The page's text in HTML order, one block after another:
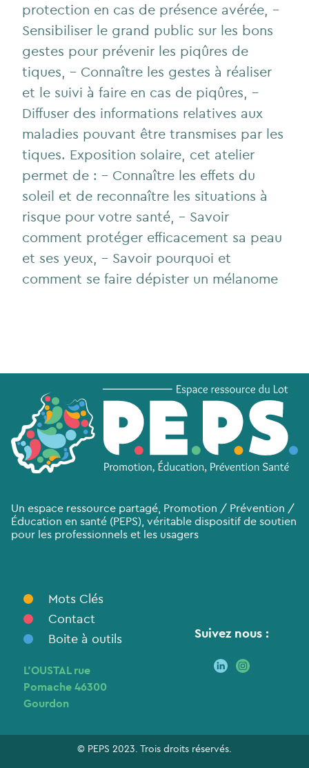
protection en cas de présence avérée, -
Sensibiliser le grand public sur les bons
gestes pour prévenir les piqûres de
tiques, - Connaître les gestes à réaliser
et le suivi à faire en cas de piqûres, -
Diffuser des informations relatives aux
maladies pouvant être transmises par les
tiques. Exposition solaire, cet atelier
permet de : - Connaître les effets du
soleil et de reconnaître les situations à
risque pour votre santé, - Savoir
comment protéger efficacement sa peau
et ses yeux, - Savoir pourquoi et
comment se faire dépister un mélanome
Un espace ressource partagé, Promotion / Prévention /
Éducation en santé (PEPS), véritable dispositif de soutien
pour les professionnels et les usagers
Mots Clés
Contact
Boite à outils
L’OUSTAL rue
Pomache 46300
Gourdon
Suivez nous :
© PEPS 2023. Trois droits réservés.